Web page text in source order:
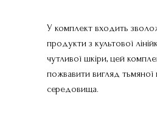
У комплект входить
продукти з культової
чутливої шкіри, цей
пожвавити вигляд
середовища.